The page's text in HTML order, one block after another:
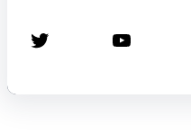
Twitter YouTube